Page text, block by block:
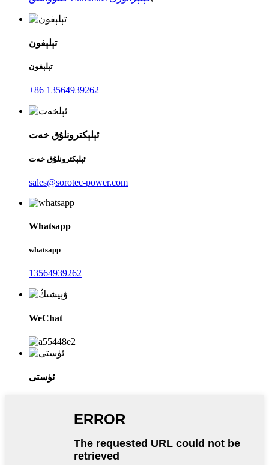
تېلېفون
تېلېفون
+86 13564939262
ئېلېكترونلۇق خەت
ئېلېكترونلۇق خەت
sales@sorotec-power.com
Whatsapp
whatsapp
13564939262
WeChat
ئۈستى